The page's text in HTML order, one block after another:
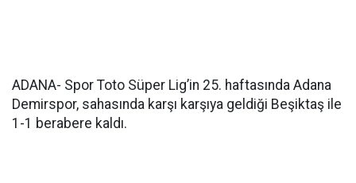
ADANA- Spor Toto Süper Lig’in 25. haftasında Adana
Demirspor, sahasında karşı karşıya geldiği Beşiktaş ile
1-1 berabere kaldı.